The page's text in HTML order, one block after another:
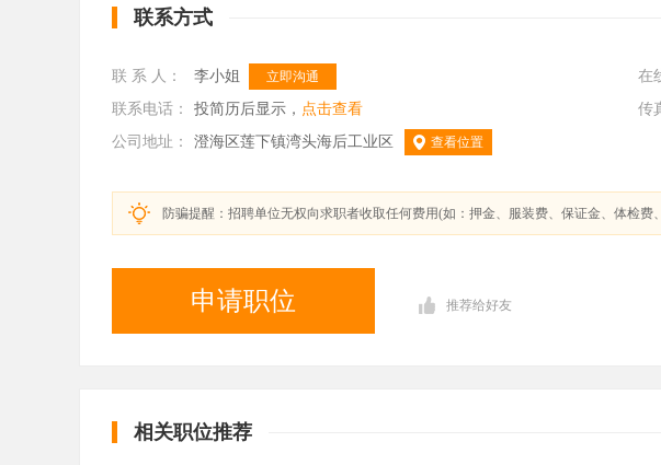
联系方式
联 系 人： 李小姐 立即沟通 在
联系电话： 投简历后显示， 点击查看
传
公司地址：
澄海区莲下镇湾头海后工业区 查看位置
防骗提醒：招聘单位无权向求职者收取任何费用(如：押金、服装费、保证金、体检费
申请职位 推荐给好友
相关职位推荐